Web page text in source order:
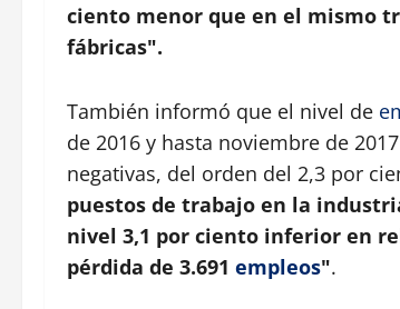
ciento menor que en el mismo
fábricas".
También informó que el nivel de
de 2016 y hasta noviembre de
negativas, del orden del 2,3 por
puestos de trabajo en la
nivel 3,1 por ciento inferior en
pérdida de 3.691 empleos".